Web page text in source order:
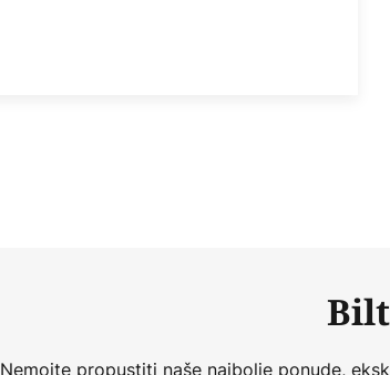
Nemojte propustiti naše najbolje ponude,